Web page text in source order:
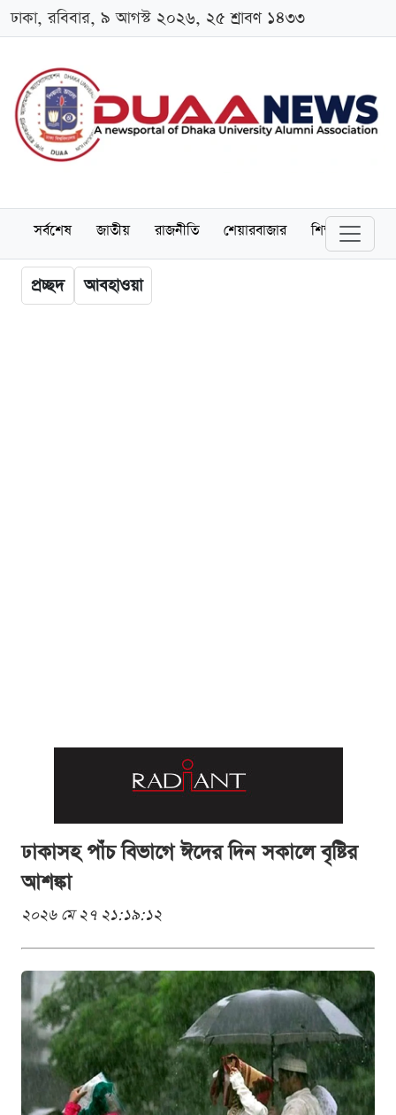
ঢাকা, রবিবার, ৯ আগস্ট ২০২৬, ২৫ শ্রাবণ ১৪৩৩
সর্বশেষ জাতীয় রাজনীতি শেয়ারবাজার শিক্ষা
প্রচ্ছদ আবহাওয়া
ঢাকাসহ পাঁচ বিভাগে ঈদের দিন সকালে বৃষ্টির
আশঙ্কা
২০২৬ মে ২৭ ২১:১৯:১২